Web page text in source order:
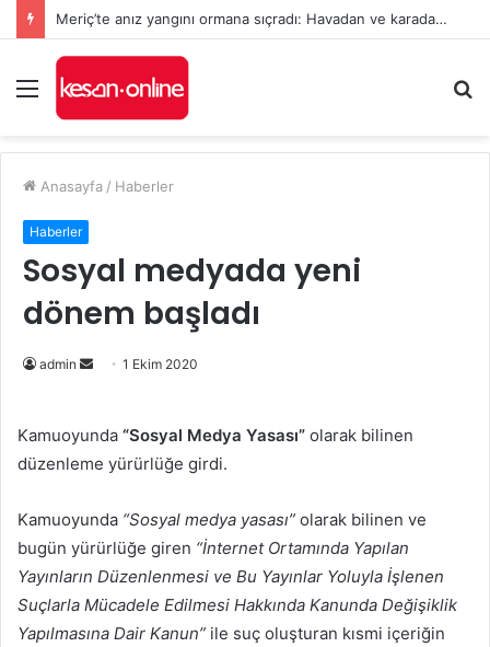
Meriç’te anız yangını ormana sıçradı: Havadan ve karadan müdahale sürüyor
Menü
...
Anasayfa / Haberler
Haberler
Sosyal medyada yeni
dönem başladı
admin
Bir
göndermek
1 Ekim 2020
Kamuoyunda “Sosyal Medya Yasası” olarak bilinen
düzenleme yürürlüğe girdi.
Kamuoyunda “Sosyal medya yasası” olarak bilinen ve
bugün yürürlüğe giren “İnternet Ortamında Yapılan
Yayınların Düzenlenmesi ve Bu Yayınlar Yoluyla İşlenen
Suçlarla Mücadele Edilmesi Hakkında Kanunda Değişiklik
Yapılmasına Dair Kanun” ile suç oluşturan kısmi içeriğin